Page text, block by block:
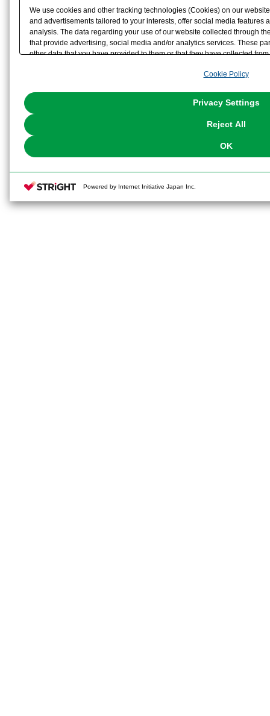
We use cookies and other tracking technologies (Cookies) on our
and advertisements tailored to your interests, offer social media features
analysis. The data regarding your use of our website collected through
that provide advertising, social media and/or analytics services. These
other data that you have provided to them or that they have collected
the use of all Cookies except for Strictly Necessary Cookies, please
You can change your consent or rejection settings at any time via
Cookie Policy
Privacy Settings
Reject All
OK
Powered by Internet Initiative Japan Inc.